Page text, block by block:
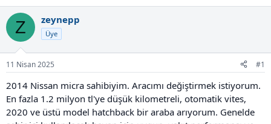
Z zeynepp
Üye
11 Nisan 2025 #1
2014 Nissan micra sahibiyim. Aracımı değiştirmek istiyorum.
En fazla 1.2 milyon tl'ye düşük kilometreli, otomatik vites,
2020 ve üstü model hatchback bir araba arıyorum. Genelde